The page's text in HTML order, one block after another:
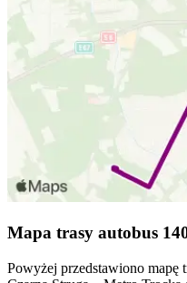
Mapa trasy autobus
Powyżej przedstawiono